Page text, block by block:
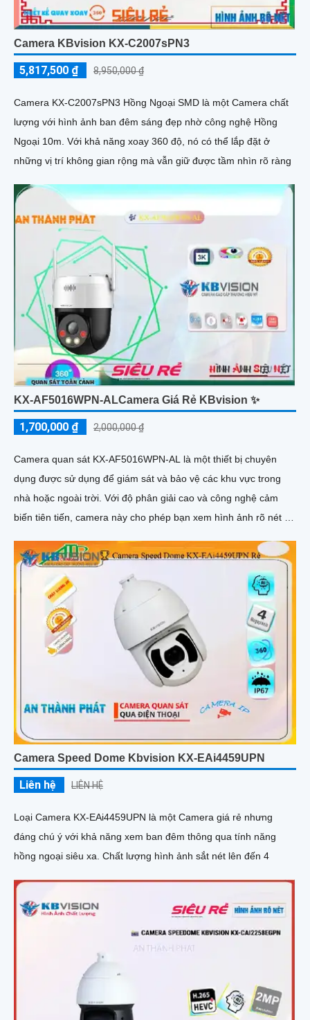
Camera KBvision KX-C2007sPN3
5,817,500 ₫ 8,950,000 ₫
Camera KX-C2007sPN3 Hồng Ngoại SMD là một Camera chất
lượng với hình ảnh ban đêm sáng đẹp nhờ công nghệ Hồng
Ngoại 10m. Với khả năng xoay 360 độ, nó có thể lắp đặt ở
những vị trí không gian rộng mà vẫn giữ được tầm nhìn rõ ràng
KX-AF5016WPN-ALCamera Giá Rẻ KBvision ✨
1,700,000 ₫ 2,000,000 ₫
Camera quan sát KX-AF5016WPN-AL là một thiết bị chuyên
dụng được sử dụng để giám sát và bảo vệ các khu vực trong
nhà hoặc ngoài trời. Với độ phân giải cao và công nghệ cảm
biến tiên tiến, camera này cho phép bạn xem hình ảnh rõ nét và
Camera Speed Dome Kbvision KX-EAi4459UPN
Liên hệ LIÊN HỆ
Loại Camera KX-EAi4459UPN là một Camera giá rẻ nhưng
đáng chú ý với khả năng xem ban đêm thông qua tính năng
hồng ngoại siêu xa. Chất lượng hình ảnh sắt nét lên đến 4